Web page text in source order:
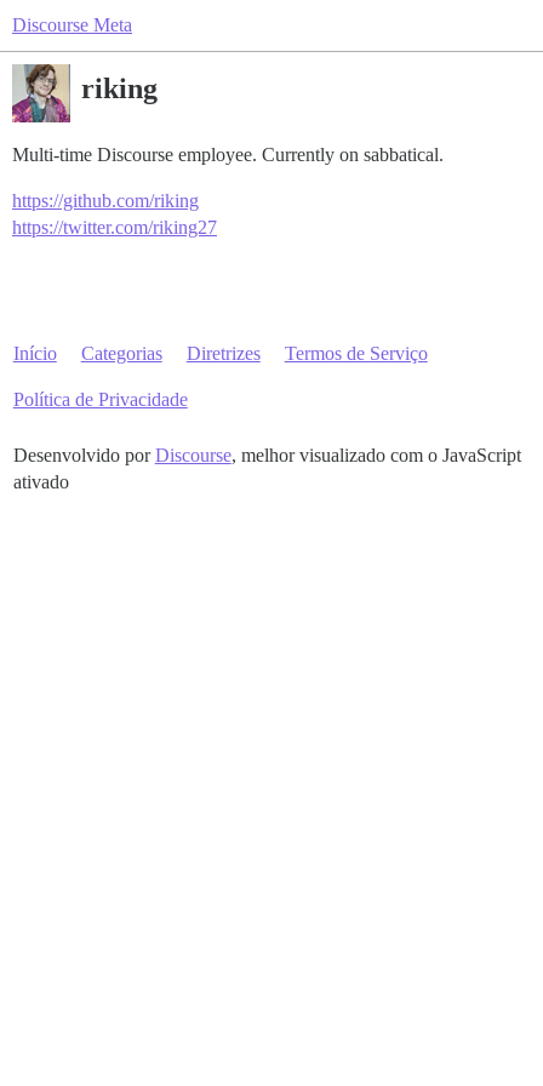
Discourse Meta
riking
Multi-time Discourse employee. Currently on sabbatical.
https://github.com/riking
https://twitter.com/riking27
Início Categorias Diretrizes Termos de Serviço
Política de Privacidade
Desenvolvido porDiscourse, melhor visualizado com o JavaScript
ativado